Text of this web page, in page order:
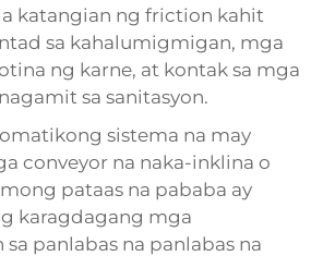
katangian ng friction kahit
sa kahalumigmigan, mga
ng karne, at kontak sa mga
sa sanitasyon.
sistema na may
conveyor na naka-inklina o
pataas na pababa ay
karagdagang mga
panlabas na panlabas na